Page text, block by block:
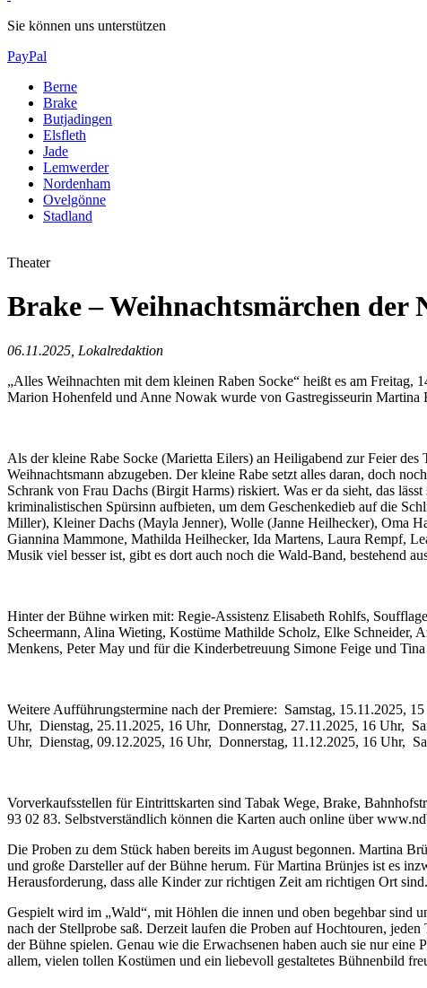
Sie können uns unterstützen
PayPal
Berne
Brake
Butjadingen
Elsfleth
Jade
Lemwerder
Nordenham
Ovelgönne
Stadland
Theater
Brake – Weihnachtsmärchen der
06.11.2025, Lokalredaktion
„Alles Weihnachten mit dem kleinen Raben Socke“ heißt es am
Marion Hohenfeld und Anne Nowak wurde von Gastregisseurin Martina
Als der kleine Rabe Socke (Marietta Eilers) an Heiligabend zur Feier
Weihnachtsmann abzugeben. Der kleine Rabe setzt alles daran, doch
Schrank von Frau Dachs (Birgit Harms) riskiert. Was er da sieht, das
kriminalistischen Spürsinn aufbieten, um dem Geschenkedieb auf die
Miller), Kleiner Dachs (Mayla Jenner), Wolle (Janne Heilhecker), Oma
Giannina Mammone, Mathilda Heilhecker, Ida Martens, Laura Rempf,
Musik viel besser ist, gibt es dort auch noch die Wald-Band, bestehend
Hinter der Bühne wirken mit: Regie-Assistenz Elisabeth Rohlfs,
Scheermann, Alina Wieting, Kostüme Mathilde Scholz, Elke Schneider,
Menkens, Peter May und für die Kinderbetreuung Simone Feige und
Weitere Aufführungstermine nach der Premiere: Samstag, 15.11.2025,
Uhr, Dienstag, 25.11.2025, 16 Uhr, Donnerstag, 27.11.2025, 16 Uhr,
Uhr, Dienstag, 09.12.2025, 16 Uhr, Donnerstag, 11.12.2025, 16 Uhr,
Vorverkaufsstellen für Eintrittskarten sind Tabak Wege, Brake,
93 02 83. Selbstverständlich können die Karten auch online über
Die Proben zu dem Stück haben bereits im August begonnen. Martina
und große Darsteller auf der Bühne herum. Für Martina Brünjes ist es
Herausforderung, dass alle Kinder zur richtigen Zeit am richtigen Ort
Gespielt wird im „Wald“, mit Höhlen die innen und oben begehbar sind
nach der Stellprobe saß. Derzeit laufen die Proben auf Hochtouren,
der Bühne spielen. Genau wie die Erwachsenen haben auch sie nur
allem, vielen tollen Kostümen und ein liebevoll gestaltetes Bühnenbild